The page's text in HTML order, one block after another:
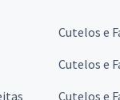
Cutelos e
Cutelos e
Cutelos e